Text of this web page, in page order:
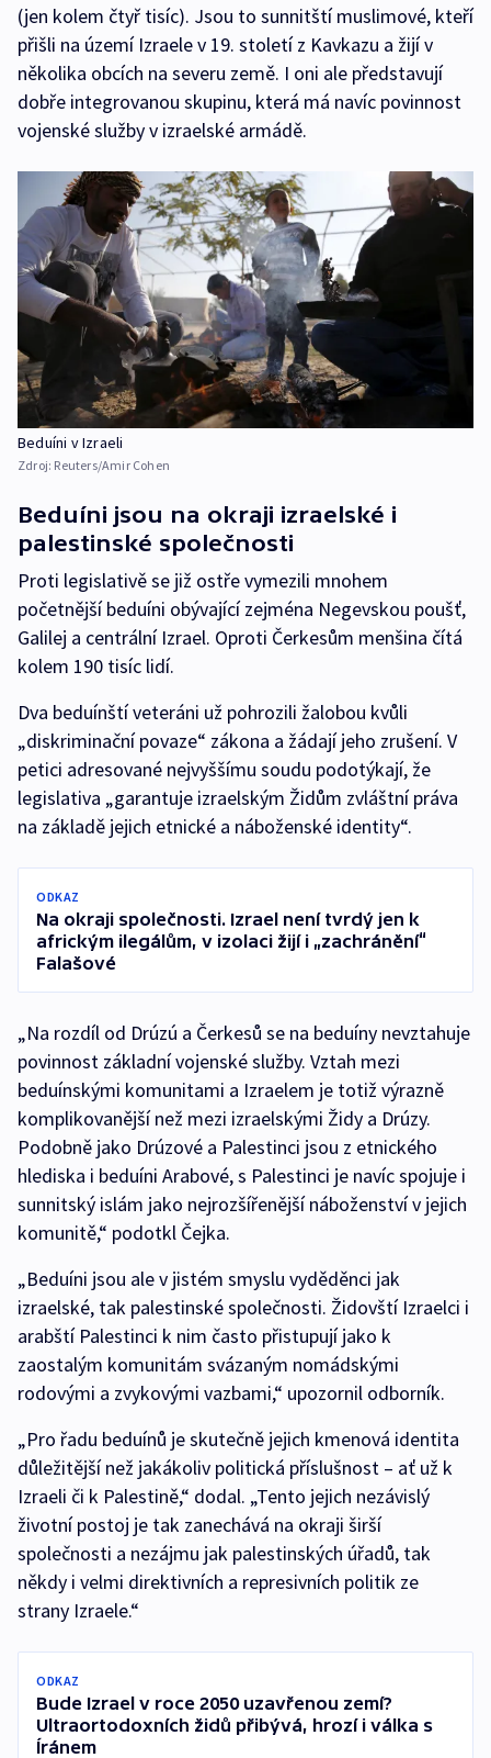
(jen kolem čtyř tisíc). Jsou to sunnitští muslimové, kteří
přišli na území Izraele v 19. století z Kavkazu a žijí v
několika obcích na severu země. I oni ale představují
dobře integrovanou skupinu, která má navíc povinnost
vojenské služby v izraelské armádě.
Beduíni v Izraeli
Zdroj: Reuters/Amir Cohen
Beduíni jsou na okraji izraelské i
palestinské společnosti
Proti legislativě se již ostře vymezili mnohem
početnější beduíni obývající zejména Negevskou poušť,
Galilej a centrální Izrael. Oproti Čerkesům menšina čítá
kolem 190 tisíc lidí.
Dva beduínští veteráni už pohrozili žalobou kvůli
„diskriminační povaze“ zákona a žádají jeho zrušení. V
petici adresované nejvyššímu soudu podotýkají, že
legislativa „garantuje izraelským Židům zvláštní práva
na základě jejich etnické a náboženské identity“.
ODKAZ
Na okraji společnosti. Izrael není tvrdý jen k
africkým ilegálům, v izolaci žijí i „zachránění“
Falašové
„Na rozdíl od Drúzú a Čerkesů se na beduíny nevztahuje
povinnost základní vojenské služby. Vztah mezi
beduínskými komunitami a Izraelem je totiž výrazně
komplikovanější než mezi izraelskými Židy a Drúzy.
Podobně jako Drúzové a Palestinci jsou z etnického
hlediska i beduíni Arabové, s Palestinci je navíc spojuje i
sunnitský islám jako nejrozšířenější náboženství v jejich
komunitě,“ podotkl Čejka.
„Beduíni jsou ale v jistém smyslu vyděděnci jak
izraelské, tak palestinské společnosti. Židovští Izraelci i
arabští Palestinci k nim často přistupují jako k
zaostalým komunitám svázaným nomádskými
rodovými a zvykovými vazbami,“ upozornil odborník.
„Pro řadu beduínů je skutečně jejich kmenová identita
důležitější než jakákoliv politická příslušnost – ať už k
Izraeli či k Palestině,“ dodal. „Tento jejich nezávislý
životní postoj je tak zanechává na okraji širší
společnosti a nezájmu jak palestinských úřadů, tak
někdy i velmi direktivních a represivních politik ze
strany Izraele.“
ODKAZ
Bude Izrael v roce 2050 uzavřenou zemí?
Ultraortodoxních židů přibývá, hrozí i válka s
Íránem